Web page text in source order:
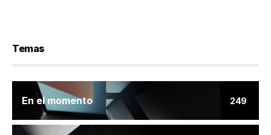
Temas
En el momento 249